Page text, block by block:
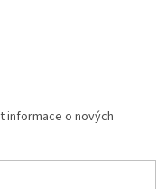
informace o nových